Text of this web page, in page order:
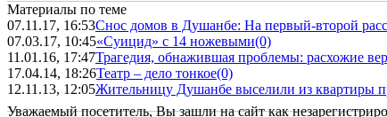
Материалы по теме
07.11.17, 16:53Снос домов в Душанбе: На первый-второй
07.03.17, 10:45«Суицид» с 14 ножевыми(0)
11.01.16, 17:47Трагедия, обнажившая проблемы: расхожие
17.04.14, 18:26Театр – дело тонкое(0)
12.11.13, 12:05Жительницу Душанбе выселили из квартиры
Уважаемый посетитель, Вы зашли на сайт как